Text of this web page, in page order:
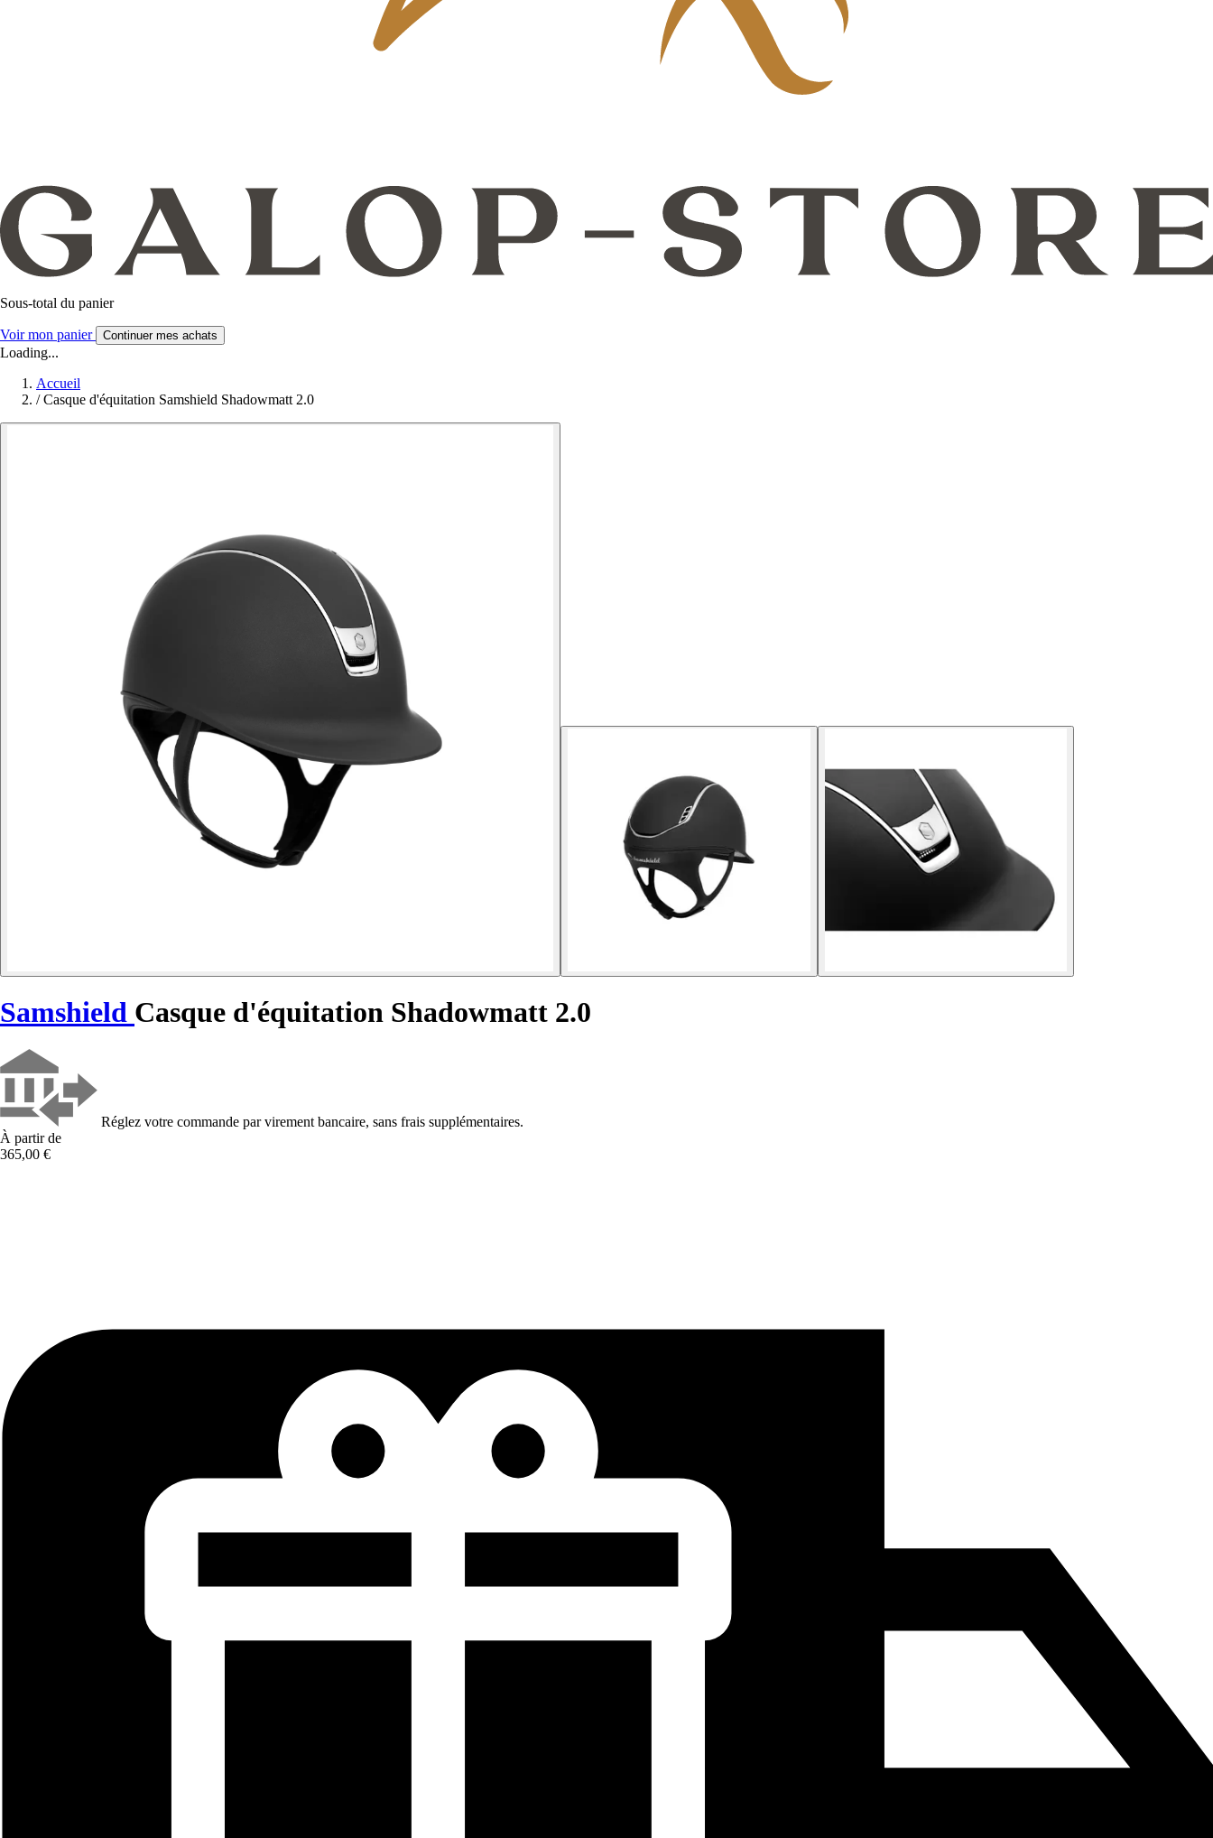
Sous-total du panier
Voir mon panier Continuer mes achats
Loading...
Accueil
/ Casque d'équitation Samshield Shadowmatt 2.0
Samshield Casque d'équitation Shadowmatt 2.0
Réglez votre commande par virement bancaire, sans frais supplémentaires.
À partir de
365,00 €